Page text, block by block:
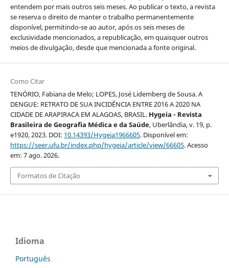
entendem por mais outros seis meses. Ao publicar o texto, a revista
se reserva o direito de manter o trabalho permanentemente
disponível, permitindo-se ao autor, após os seis meses de
exclusividade mencionados, a republicação, em quaisquer outros
meios de divulgação, desde que mencionada a fonte original.
Como Citar
TENÓRIO, Fabiana de Melo; LOPES, José Lidemberg de Sousa. A
DENGUE: RETRATO DE SUA INCIDÊNCIA ENTRE 2016 A 2020 NA
CIDADE DE ARAPIRACA EM ALAGOAS, BRASIL. Hygeia - Revista
Brasileira de Geografia Médica e da Saúde, Uberlândia, v. 19, p.
e1920, 2023. DOI: 10.14393/Hygeia1966605. Disponível em:
https://seer.ufu.br/index.php/hygeia/article/view/66605. Acesso
em: 7 ago. 2026.
Formatos de Citação
Idioma
Português